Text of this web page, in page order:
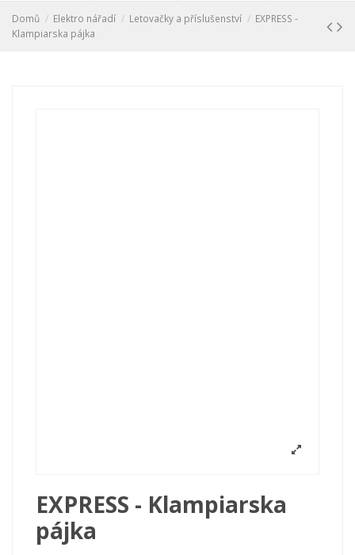
Domů Elektro nářadí Letovačky a příslušenství
EXPRESS -
Klampiarska pájka
EXPRESS - Klampiarska
pájka